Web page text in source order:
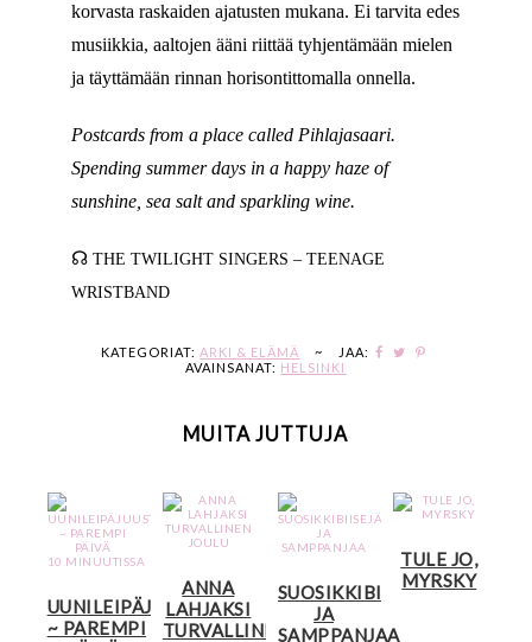
korvasta raskaiden ajatusten mukana. Ei tarvita edes
musiikkia, aaltojen ääni riittää tyhjentämään mielen
ja täyttämään rinnan horisontittomalla onnella.
Postcards from a place called Pihlajasaari.
Spending summer days in a happy haze of
sunshine, sea salt and sparkling wine.
☊ THE TWILIGHT SINGERS – TEENAGE
WRISTBAND
KATEGORIAT: ARKI & ELÄMÄ ~
JAA:
AVAINSANAT: HELSINKI
MUITA JUTTUJA
UUNILEIPÄJUUSTO
~ PAREMPI
ANNA
LAHJAKSI
TURVALLINEN
SUOSIKKIBIISEJÄ
JA
SAMPPANJAA
TULE JO,
MYRSKY